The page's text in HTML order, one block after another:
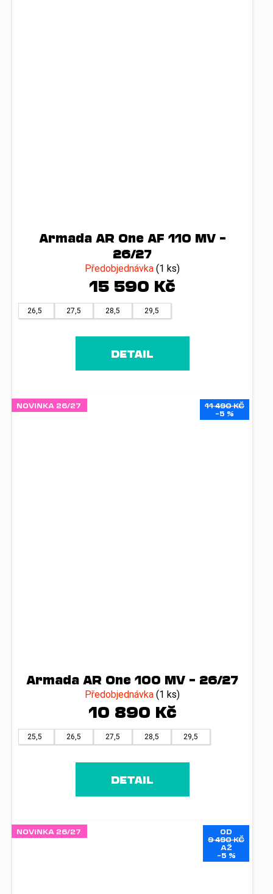
Armada AR One AF 110 MV –
26/27
Předobjednávka (1 ks)
15 590 Kč
26,5 27,5 28,5 29,5
DETAIL
NOVINKA 26/27
11 490 KČ
–5 %
Armada AR One 100 MV – 26/27
Předobjednávka (1 ks)
10 890 Kč
25,5 26,5 27,5 28,5 29,5
DETAIL
NOVINKA 26/27
OD
9 490 KČ
AŽ
–5 %